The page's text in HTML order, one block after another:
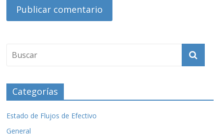
Categorías
Estado de Flujos de Efectivo
General